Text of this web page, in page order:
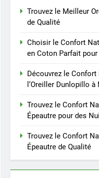
Trouvez le Meilleur
de Qualité
Choisir le Confort
en Coton Parfait
Découvrez le
l’Oreiller Dunlopillo
Trouvez le Confort
Épeautre pour des
Trouvez le Confort
Épeautre de Qualité